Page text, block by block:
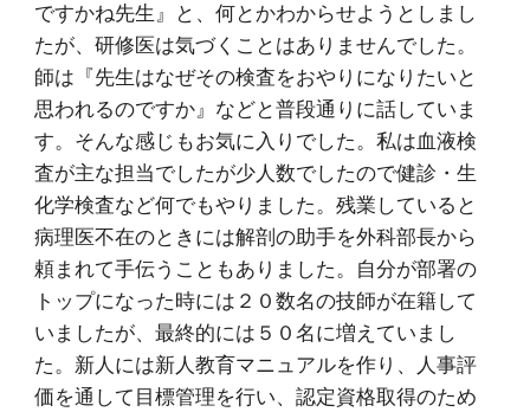
ですかね先生』と、何とかわからせようとしまし
たが、研修医は気づくことはありませんでした。
師は『先生はなぜその検査をおやりになりたいと
思われるのですか』などと普段通りに話していま
す。そんな感じもお気に入りでした。私は血液検
査が主な担当でしたが少人数でしたので健診・生
化学検査など何でもやりました。残業していると
病理医不在のときには解剖の助手を外科部長から
頼まれて手伝うこともありました。自分が部署の
トップになった時には２０数名の技師が在籍して
いましたが、最終的には５０名に増えていまし
た。新人には新人教育マニュアルを作り、人事評
価を通して目標管理を行い、認定資格取得のため